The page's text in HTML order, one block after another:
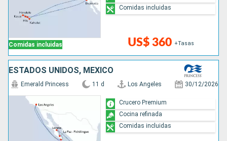
Comidas incluidas US$ 360 +Tasas
Comidas incluidas
ESTADOS UNIDOS, MÉXICO
Emerald Princess 11 d Los Angeles 30/12/2026
Crucero Premium
Cocina refinada
Comidas incluidas